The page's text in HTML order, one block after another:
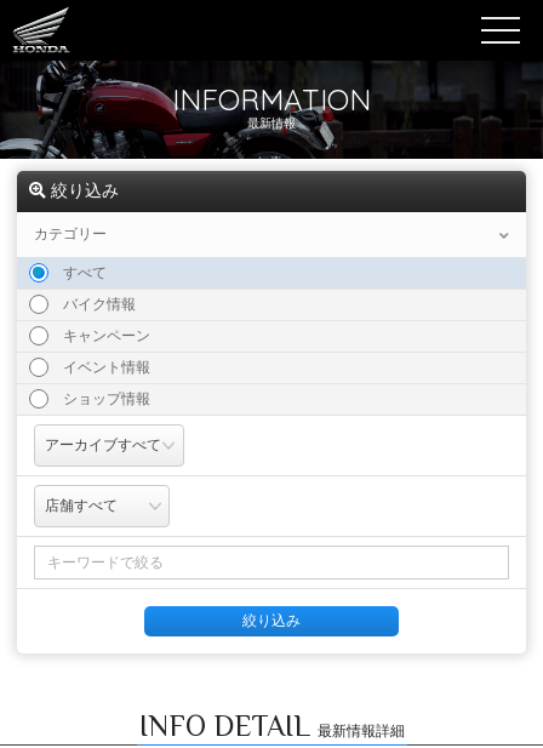
INFORMATION
最新情報
絞り込み
カテゴリー
すべて
バイク情報
キャンペーン
イベント情報
ショップ情報
INFO DETAIL 最新情報詳細